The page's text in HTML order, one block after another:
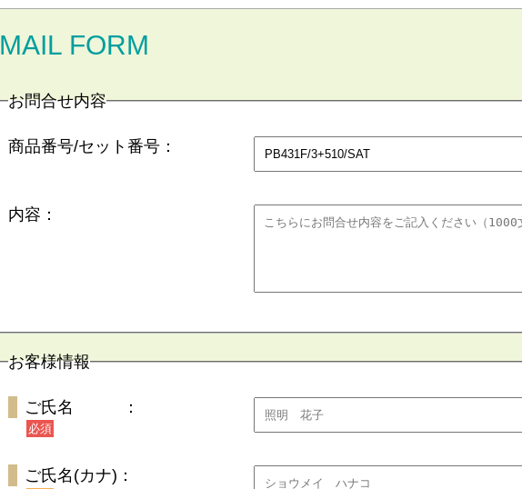
MAIL FORM
お問合せ内容
商品番号/セット番号：
内容：
お客様情報
ご氏名 ：
必須
ご氏名(カナ)：